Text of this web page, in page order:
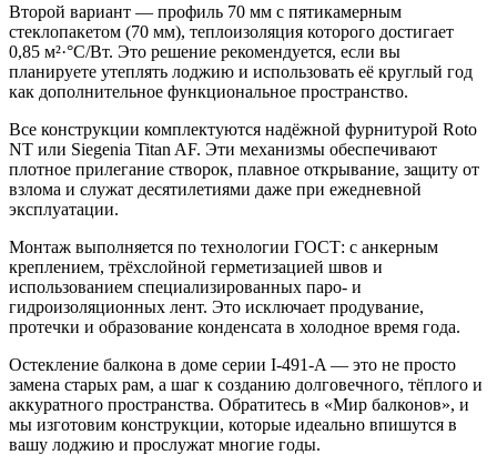
Второй вариант — профиль 70 мм с пятикамерным
стеклопакетом (70 мм), теплоизоляция которого достигает
0,85 м²·°С/Вт. Это решение рекомендуется, если вы
планируете утеплять лоджию и использовать её круглый год
как дополнительное функциональное пространство.
Все конструкции комплектуются надёжной фурнитурой Roto
NT или Siegenia Titan AF. Эти механизмы обеспечивают
плотное прилегание створок, плавное открывание, защиту от
взлома и служат десятилетиями даже при ежедневной
эксплуатации.
Монтаж выполняется по технологии ГОСТ: с анкерным
креплением, трёхслойной герметизацией швов и
использованием специализированных паро- и
гидроизоляционных лент. Это исключает продувание,
протечки и образование конденсата в холодное время года.
Остекление балкона в доме серии I-491-A — это не просто
замена старых рам, а шаг к созданию долговечного, тёплого и
аккуратного пространства. Обратитесь в «Мир балконов», и
мы изготовим конструкции, которые идеально впишутся в
вашу лоджию и прослужат многие годы.